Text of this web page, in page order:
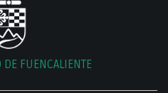
FUENCALIENTE